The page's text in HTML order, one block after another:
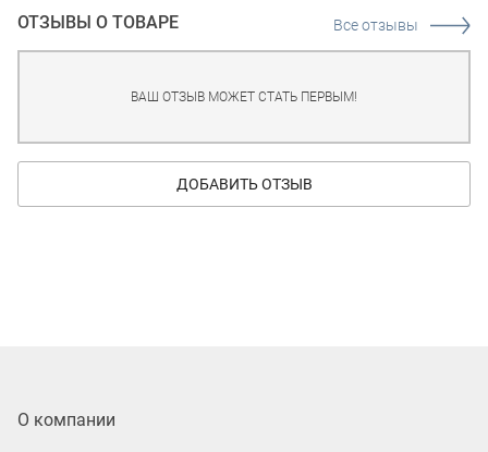
ОТЗЫВЫ О ТОВАРЕ Все отзывы
ВАШ ОТЗЫВ МОЖЕТ СТАТЬ ПЕРВЫМ!
ДОБАВИТЬ ОТЗЫВ
О компании